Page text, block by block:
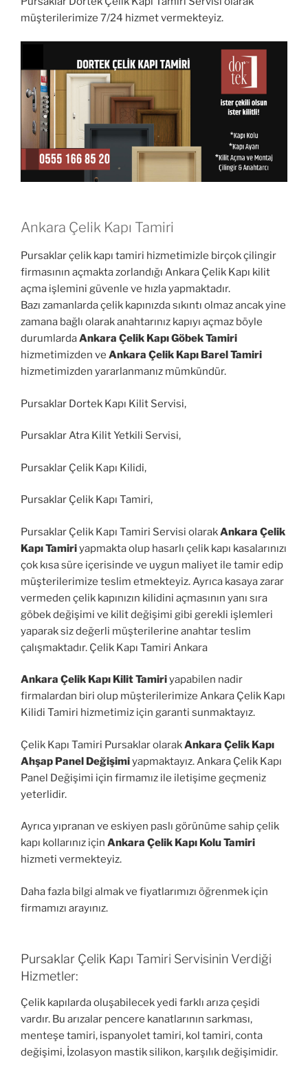
müşterilerimize 7/24 hizmet vermekteyiz.
Ankara Çelik Kapı Tamiri
Pursaklar çelik kapı tamiri hizmetimizle birçok çilingir
firmasının açmakta zorlandığı Ankara Çelik Kapı kilit
açma işlemini güvenle ve hızla yapmaktadır.
Bazı zamanlarda çelik kapınızda sıkıntı olmaz ancak yine
zamana bağlı olarak anahtarınız kapıyı açmaz böyle
durumlardaAnkara Çelik Kapı Göbek Tamiri
hizmetimizden ve Ankara Çelik Kapı Barel Tamiri
hizmetimizden yararlanmanız mümkündür.
Pursaklar Dortek Kapı Kilit Servisi,
Pursaklar Atra Kilit Yetkili Servisi,
Pursaklar Çelik Kapı Kilidi,
Pursaklar Çelik Kapı Tamiri,
Pursaklar Çelik Kapı Tamiri Servisi olarakAnkara Çelik
Kapı Tamiriyapmakta olup hasarlı çelik kapı kasalarınızı
çok kısa süre içerisinde ve uygun maliyet ile tamir edip
müşterilerimize teslim etmekteyiz. Ayrıca kasaya zarar
vermeden çelik kapınızın kilidini açmasının yanı sıra
göbek değişimi ve kilit değişimi gibi gerekli işlemleri
yaparak siz değerli müşterilerine anahtar teslim
çalışmaktadır. Çelik Kapı Tamiri Ankara
Ankara Çelik Kapı Kilit Tamiriyapabilen nadir
firmalardan biri olup müşterilerimize Ankara Çelik Kapı
Kilidi Tamiri hizmetimiz için garanti sunmaktayız.
Çelik Kapı Tamiri Pursaklar olarakAnkara Çelik Kapı
Ahşap Panel Değişimiyapmaktayız. Ankara Çelik Kapı
Panel Değişimi için firmamız ile iletişime geçmeniz
yeterlidir.
Ayrıca yıpranan ve eskiyen paslı görünüme sahip çelik
kapı kollarınız için Ankara Çelik Kapı Kolu Tamiri
hizmeti vermekteyiz.
Daha fazla bilgi almak ve fiyatlarımızı öğrenmek için
firmamızı arayınız.
Pursaklar Çelik Kapı Tamiri Servisinin Verdiği
Hizmetler:
Çelik kapılarda oluşabilecek yedi farklı arıza çeşidi
vardır. Bu arızalar pencere kanatlarının sarkması,
menteşe tamiri, ispanyolet tamiri, kol tamiri, conta
değişimi, İzolasyon mastik silikon, karşılık değişimidir.